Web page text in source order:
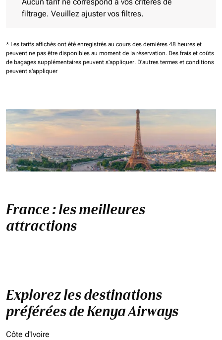
Aucun tarif ne correspond à vos critères de
filtrage. Veuillez ajuster vos filtres.
* Les tarifs affichés ont été enregistrés au cours des dernières 48 heures et
peuvent ne pas être disponibles au moment de la réservation. Des frais et coûts
de bagages supplémentaires peuvent s'appliquer. D'autres termes et conditions
peuvent s'appliquer
France : les meilleures
attractions
Explorez les destinations
préférées de Kenya Airways
Côte d'Ivoire